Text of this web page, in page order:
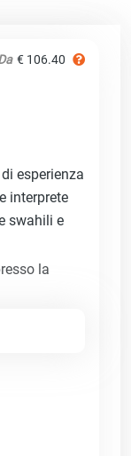
€ 106.40
esperienza
interprete
swahili e
la